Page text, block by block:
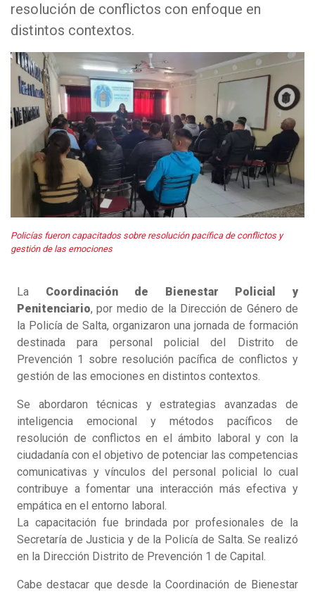
resolución de conflictos con enfoque en
distintos contextos.
Policías fueron capacitados sobre resolución pacífica de conflictos y
gestión de las emociones
La Coordinación de Bienestar Policial y
Penitenciario, por medio de la Dirección de Género de
la Policía de Salta, organizaron una jornada de formación
destinada para personal policial del Distrito de
Prevención 1 sobre resolución pacífica de conflictos y
gestión de las emociones en distintos contextos.
Se abordaron técnicas y estrategias avanzadas de
inteligencia emocional y métodos pacíficos de
resolución de conflictos en el ámbito laboral y con la
ciudadanía con el objetivo de potenciar las competencias
comunicativas y vínculos del personal policial lo cual
contribuye a fomentar una interacción más efectiva y
empática en el entorno laboral.
La capacitación fue brindada por profesionales de la
Secretaría de Justicia y de la Policía de Salta. Se realizó
en la Dirección Distrito de Prevención 1 de Capital.
Cabe destacar que desde la Coordinación de Bienestar